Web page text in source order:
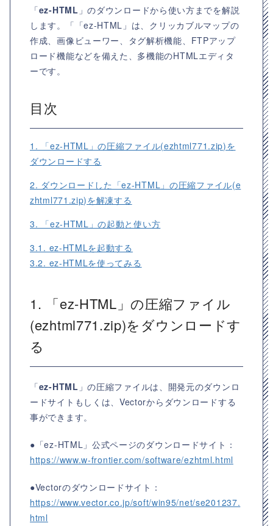
「ez-HTML 」のダウンロードから使い方までを解説
します。「「ez-HTML」は、クリッカブルマップの
作成、画像ビューワー、タグ解析機能、FTPアップ
ロード機能などを備えた、多機能のHTMLエディタ
ーです。
目次
1. 「ez-HTML」の圧縮ファイル(ezhtml771.zip)を
ダウンロードする
2. ダウンロードした「ez-HTML」の圧縮ファイル(e
zhtml771.zip)を解凍する
3. 「ez-HTML」の起動と使い方
3.1. ez-HTMLを起動する
3.2. ez-HTMLを使ってみる
1. 「ez-HTML」の圧縮ファイル
(ezhtml771.zip)をダウンロードす
る
「ez-HTML 」の圧縮ファイルは、開発元のダウンロ
ードサイトもしくは、Vectorからダウンロードする
事ができます。
●「ez-HTML」公式ページのダウンロードサイト：
https://www.w-frontier.com/software/ezhtml.html
●Vectorのダウンロードサイト：
https://www.vector.co.jp/soft/win95/net/se201237.
html